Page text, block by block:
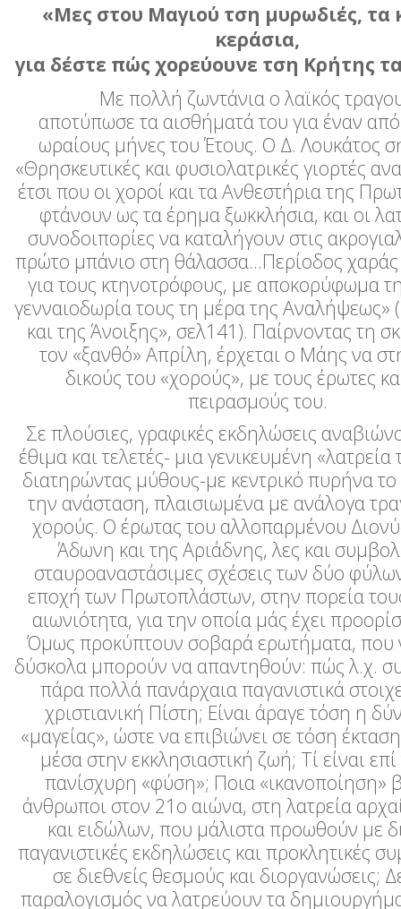
«Μες στου Μαγιού τση μυρωδιές, τα
κεράσια,
για δέστε πώς χορεύουνε τση Κρήτης
Με πολλή ζωντάνια ο λαϊκός
αποτύπωσε τα αισθήματά του για έναν
ωραίους μήνες του Έτους. Ο Δ. Λουκάτος
«Θρησκευτικές και φυσιολατρικές γιορτές
έτσι που οι χοροί και τα Ανθεστήρια της
φτάνουν ως τα έρημα ξωκκλήσια, και οι
συνοδοιπορίες να καταλήγουν στις
πρώτο μπάνιο στη θάλασσα…Περίοδος χαράς
για τους κτηνοτρόφους, με αποκορύφωμα
γενναιοδωρία τους τη μέρα της Αναλήψεως»
και της Άνοιξης», σελ141). Παίρνοντας τη
τον «ξανθό» Απρίλη, έρχεται ο Μάης να
δικούς του «χορούς», με τους έρωτες
πειρασμούς του.
Σε πλούσιες, γραφικές εκδηλώσεις
έθιμα και τελετές- μια γενικευμένη
διατηρώντας μύθους-με κεντρικό πυρήνα το
την ανάσταση, πλαισιωμένα με ανάλογα
χορούς. Ο έρωτας του αλλοπαρμένου
Άδωνη και της Αριάδνης, λες και
σταυροαναστάσιμες σχέσεις των δύο
εποχή των Πρωτοπλάστων, στην πορεία
αιωνιότητα, για την οποία μάς έχει
Όμως προκύπτουν σοβαρά ερωτήματα, που
δύσκολα μπορούν να απαντηθούν: πώς λ.χ.
πάρα πολλά πανάρχαια παγανιστικά
χριστιανική Πίστη; Είναι άραγε τόση η
«μαγείας», ώστε να επιβιώνει σε τόση
μέσα στην εκκλησιαστική ζωή; Τί είναι
πανίσχυρη «φύση»; Ποια «ικανοποίηση»
άνθρωποι στον 21 ο αιώνα, στη λατρεία
και ειδώλων, που μάλιστα προωθούν με
παγανιστικές εκδηλώσεις και προκλητικές
σε διεθνείς θεσμούς και διοργανώσεις;
παραλογισμός να λατρεύουν τα